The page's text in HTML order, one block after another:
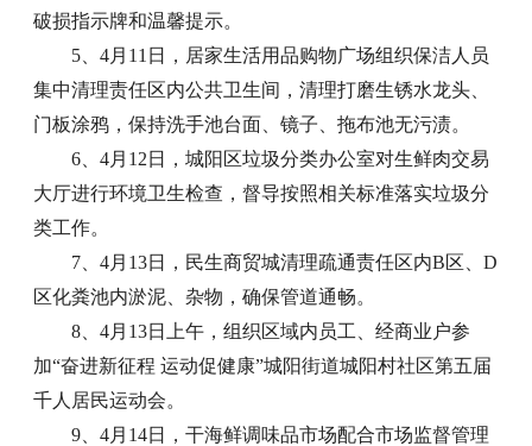
破损指示牌和温馨提示。
5、4月11日，居家生活用品购物广场组织保洁人员
集中清理责任区内公共卫生间，清理打磨生锈水龙头、
门板涂鸦，保持洗手池台面、镜子、拖布池无污渍。
6、4月12日，城阳区垃圾分类办公室对生鲜肉交易
大厅进行环境卫生检查，督导按照相关标准落实垃圾分
类工作。
7、4月13日，民生商贸城清理疏通责任区内B区、D
区化粪池内淤泥、杂物，确保管道通畅。
8、4月13日上午，组织区域内员工、经商业户参
加“奋进新征程 运动促健康”城阳街道城阳村社区第五届
千人居民运动会。
9、4月14日，干海鲜调味品市场配合市场监督管理